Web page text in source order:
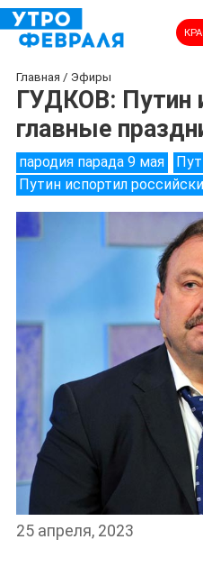
Главная / Эфиры
ГУДКОВ: Путин
главные
пародия парада 9 мая
Путин испортил
25 апреля, 2023